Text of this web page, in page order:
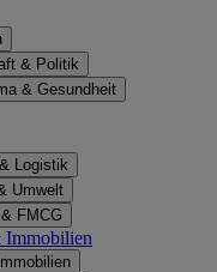
& Politik
& Gesundheit
Logistik
Umwelt
FMCG
Immobilien